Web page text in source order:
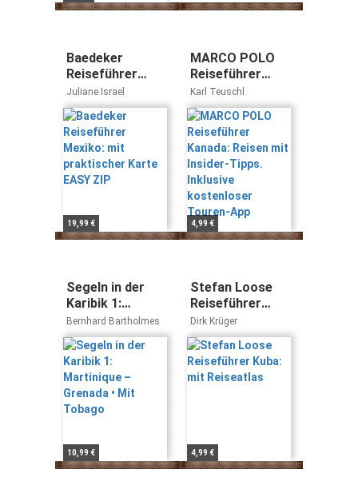
Baedeker
Reiseführer
Mexiko: mit
praktischer
Karte EASY ZIP
Juliane Israel
19,99 €
MARCO POLO
Reiseführer
Kanada: Reisen
mit Insider-
Tipps. Inklusive
kostenloser
Touren-App
Karl Teuschl
4,99 €
Segeln in der
Karibik 1:
Martinique –
Grenada • Mit
Tobago
Bernhard Bartholmes
10,99 €
Stefan Loose
Reiseführer
Kuba: mit
Reiseatlas
Dirk Krüger
4,99 €